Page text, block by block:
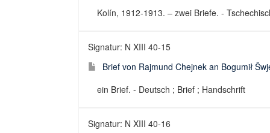
Kolín, 1912-1913. – zwei Briefe. -
Signatur: N XIII 40-15
Brief von Rajmund Chejnek an Bogumił
ein Brief. - Deutsch ; Brief ; Handschrift
Signatur: N XIII 40-16